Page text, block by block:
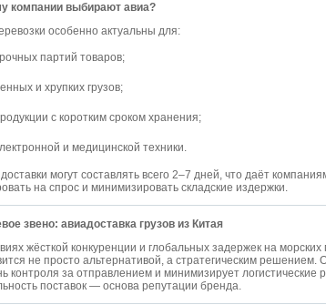
компании выбирают авиа?
особенно актуальны для:
партий товаров;
и хрупких грузов;
с коротким сроком хранения;
и медицинской техники.
могут составлять всего 2–7 дней, что даёт
на спрос и минимизировать складские издержки.
звено: авиадоставка грузов из Китая
жёсткой конкуренции и глобальных задержек на
не просто альтернативой, а стратегическим решением.
контроля за отправлением и минимизирует логистические
поставок — основа репутации бренда.